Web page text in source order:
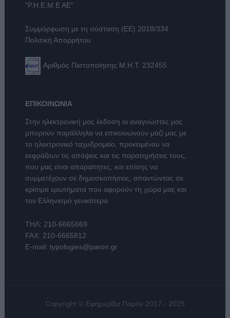
"Ρ.Η.Ε.Μ.Ε ΑΕ"
Συμμόρφωση με τη σύσταση (ΕΕ) 2018/334
Πολιτική Απορρήτου
Αριθμός Πιστοποίησης Μ.Η.Τ. 232455
ΕΠΙΚΟΙΝΩΝΙΑ
Στην ηλεκτρονική μας έκδοση οι αναγνώστες μας
μπορούν παράλληλα να επικοινωνούν μαζί μας με
το ηλεκτρονικό ταχυδρομείο, προκειμένου να
εκφράζουν τις απόψεις και τις παρατηρήσεις τους,
που μας είναι απαραίτητες, και επίσης να
συμμετέχουν σε δημοσκοπήσεις, απαντώντας σε
κρίσιμα ερωτήματα που αφορούν τη χώρα μας και
τον Ελληνισμό γενικότερα.
ΤΗΛ: 210-6665669
FAX: 210-6665812
E-mail: typologies@paron.gr
Copyright © Εφημερίδα Παρόν 2017 - 2025